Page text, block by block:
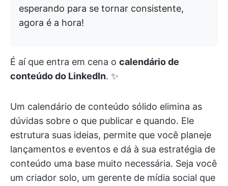
esperando para se tornar consistente,
agora é a hora!
É aí que entra em cena o calendário de
conteúdo do LinkedIn. ✨
Um calendário de conteúdo sólido elimina as
dúvidas sobre o que publicar e quando. Ele
estrutura suas ideias, permite que você planeje
lançamentos e eventos e dá à sua estratégia de
conteúdo uma base muito necessária. Seja você
um criador solo, um gerente de mídia social que